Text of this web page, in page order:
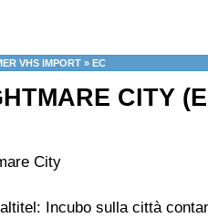
VHS IMPORT » EC
CITY
City
Incubo sulla città